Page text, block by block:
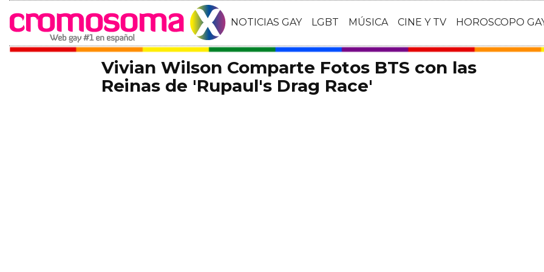
NOTICIAS GAY LGBT MÚSICA CINE Y TV HOROSCOPO
Vivian Wilson Comparte Fotos BTS con las
Reinas de 'Rupaul's Drag Race'